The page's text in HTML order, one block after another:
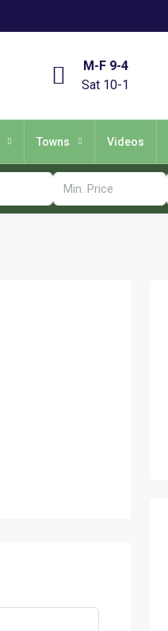
M-F 9-4
Sat 10-1
Towns Videos